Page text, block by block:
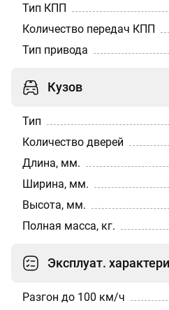
Тип КПП
Количество передач КПП
Тип привода
Кузов
Тип
Количество дверей
Длина, мм.
Ширина, мм.
Высота, мм.
Полная масса, кг.
Эксплуат.
Разгон до 100 км/ч